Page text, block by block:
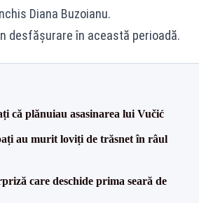
Diana Buzoianu.
desfășurare în această perioadă.
că plănuiau asasinarea lui Vučić
au murit loviți de trăsnet în râul
care deschide prima seară de